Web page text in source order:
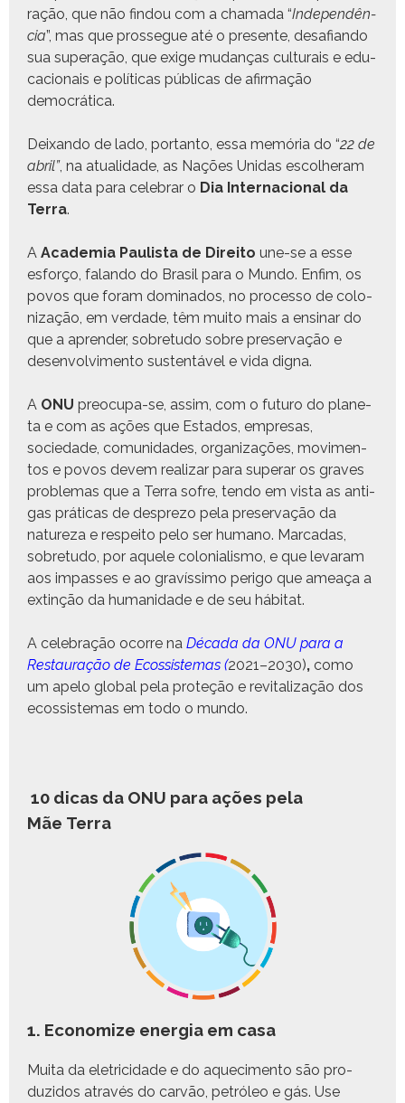
ração, que não find­ou com a chama­da “Inde­pendên­
cia”, mas que prossegue até o pre­sente, desafian­do
sua super­ação, que exige mudanças cul­tur­ais e edu­
ca­cionais e políti­cas públi­cas de afir­mação
democrática.
Deixan­do de lado, por­tan­to, essa memória do “22 de
abril”, na atu­al­i­dade, as Nações Unidas escol­her­am
essa data para cel­e­brar o Dia Inter­na­cional da
Ter­ra.
A Acad­e­mia Paulista de Dire­ito une-se a esse
esforço, falan­do do Brasil para o Mun­do. Enfim, os
povos que foram dom­i­na­dos, no proces­so de col­o­
niza­ção, em ver­dade, têm muito mais a ensi­nar do
que a apren­der, sobre­tu­do sobre preser­vação e
desen­volvi­men­to sus­ten­táv­el e vida digna.
A ONU pre­ocu­pa-se, assim, com o futuro do plan­e­
ta e com as ações que Esta­dos, empre­sas,
sociedade, comu­nidades, orga­ni­za­ções, movi­men­
tos e povos devem realizar para super­ar os graves
prob­le­mas que a Ter­ra sofre, ten­do em vista as anti­
gas práti­cas de despre­zo pela preser­vação da
natureza e respeito pelo ser humano. Mar­cadas,
sobre­tu­do, por aque­le colo­nial­is­mo, e que levaram
aos impass­es e ao gravís­si­mo peri­go que ameaça a
extinção da humanidade e de seu hábitat.
A cel­e­bração ocorre na Déca­da da ONU para a
Restau­ração de Ecos­sis­temas (2021–2030), como
um ape­lo glob­al pela pro­teção e revi­tal­iza­ção dos
ecos­sis­temas em todo o mundo.
10 dicas da ONU para ações pela
Mãe Terra
1. Economize energia em casa
Mui­ta da elet­ri­ci­dade e do aque­c­i­men­to são pro­
duzi­dos através do carvão, petróleo e gás. Use